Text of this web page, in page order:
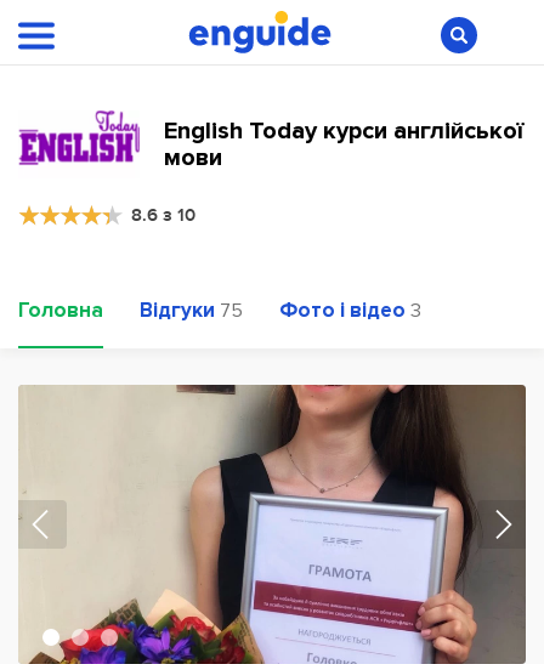
English Today курси англійської
мови
8.6 з 10
Головна Відгуки 75 Фото і відео 3